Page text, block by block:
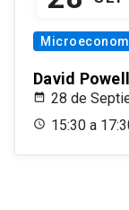
David
28 de
15:30 a